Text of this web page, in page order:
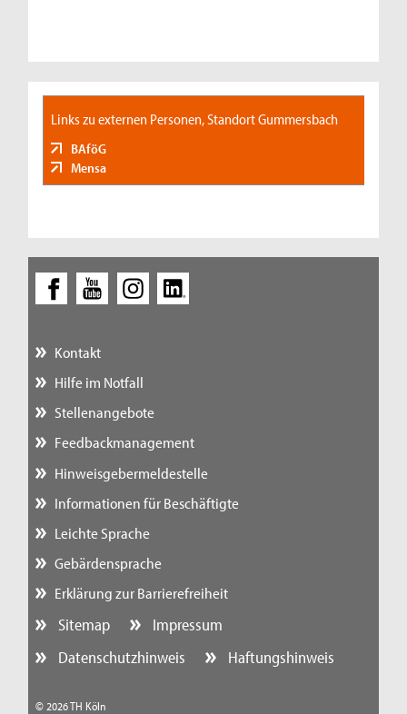
Links zu externen Personen, Standort Gummersbach
BAföG
Mensa
Kontakt
Hilfe im Notfall
Stellenangebote
Feedbackmanagement
Hinweisgebermeldestelle
Informationen für Beschäftigte
Leichte Sprache
Gebärdensprache
Erklärung zur Barrierefreiheit
Sitemap
Impressum
Datenschutzhinweis
Haftungshinweis
© 2026 TH Köln